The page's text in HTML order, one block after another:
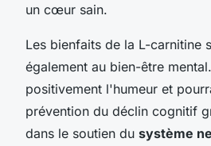
un cœur sain.
Les bienfaits de la L-carnitine
également au bien-être
positivement l'humeur et
prévention du déclin cognitif
dans le soutien du système